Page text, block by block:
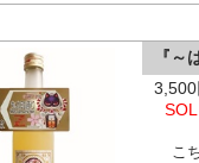
『
こ